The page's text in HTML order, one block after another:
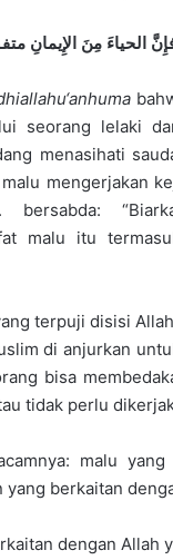
الحياءَ مِنَ الإِيمانِ
‘anhuma
seorang lelaki
menasihati
malu mengerjakan
bersabda: “
malu itu
terpuji disisi A
di anjurkan
bisa
tidak perlu
ya: malu yang
yang berkaitan
dengan Allah